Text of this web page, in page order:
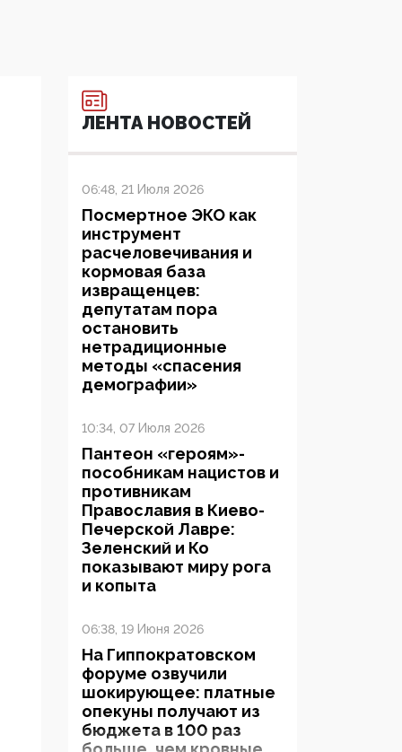
ЛЕНТА НОВОСТЕЙ
06:48, 21 Июля 2026
Посмертное ЭКО как
инструмент
расчеловечивания и
кормовая база
извращенцев:
депутатам пора
остановить
нетрадиционные
методы «спасения
демографии»
10:34, 07 Июля 2026
Пантеон «героям»-
пособникам нацистов и
противникам
Православия в Киево-
Печерской Лавре:
Зеленский и Ко
показывают миру рога
и копыта
06:38, 19 Июня 2026
На Гиппократовском
форуме озвучили
шокирующее: платные
опекуны получают из
бюджета в 100 раз